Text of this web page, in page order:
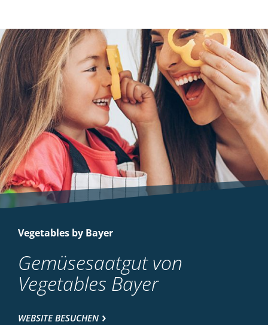
Vegetables by Bayer
Gemüsesaatgut von
Vegetables Bayer
WEBSITE BESUCHEN